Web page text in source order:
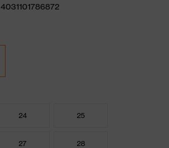
4031101786872
24 25
27 28